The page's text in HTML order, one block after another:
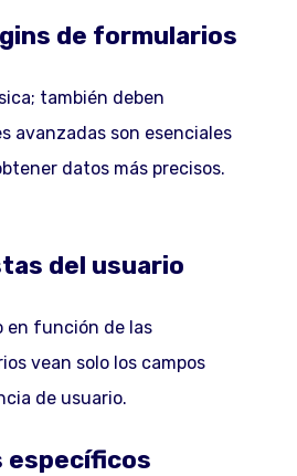
de formularios
también deben
avanzadas son esenciales
datos más precisos.
del usuario
en función de las
vean solo los campos
de usuario.
específicos